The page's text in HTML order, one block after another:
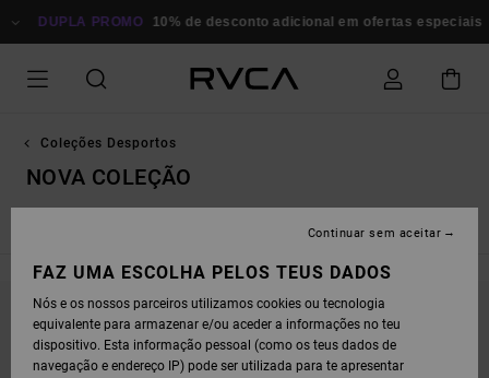
PARA
GRELHA
10% de desconto adicional em ofertas especiais Poupa Agora
Coleções Desportos
NOVA COLEÇÃO
MMA & Combat Sports
FICA ATENTO/A, OS PRODUTOS VOLTAM EM
BREVE
FAZ UMA ESCOLHA PELOS TEUS DADOS
Nós e os nossos parceiros utilizamos cookies ou tecnologia
equivalente para armazenar e/ou aceder a informações no teu
dispositivo. Esta informação pessoal (como os teus dados de
navegação e endereço IP) pode ser utilizada para te apresentar
Continuar sem aceitar